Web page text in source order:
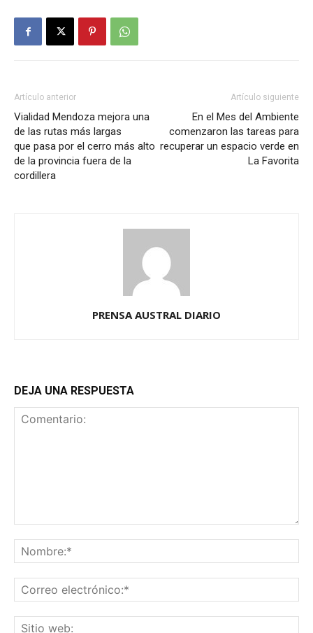
Artículo anterior
Vialidad Mendoza mejora una
de las rutas más largas
que pasa por el cerro más alto
de la provincia fuera de la
cordillera
Artículo siguiente
En el Mes del Ambiente
comenzaron las tareas para
recuperar un espacio verde en
La Favorita
PRENSA AUSTRAL DIARIO
DEJA UNA RESPUESTA